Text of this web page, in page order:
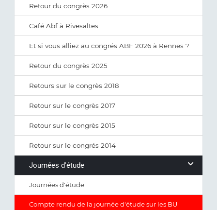
Retour du congrès 2026
Café Abf à Rivesaltes
Et si vous alliez au congrés ABF 2026 à Rennes ?
Retour du congrès 2025
Retours sur le congrès 2018
Retour sur le congrès 2017
Retour sur le congrès 2015
Retour sur le congrés 2014
Journées d'étude
Journées d'étude
Compte rendu de la journée d'étude sur les BU